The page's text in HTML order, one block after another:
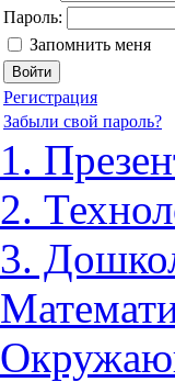
Пароль:
Запомнить меня
Регистрация
Забыли свой пароль?
1.
2.
3.